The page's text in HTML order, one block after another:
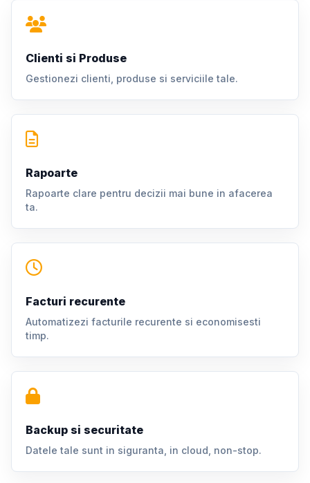
Clienti si Produse
Gestionezi clienti, produse si serviciile tale.
Rapoarte
Rapoarte clare pentru decizii mai bune in afacerea
ta.
Facturi recurente
Automatizezi facturile recurente si economisesti
timp.
Backup si securitate
Datele tale sunt in siguranta, in cloud, non-stop.